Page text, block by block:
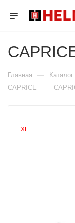
Главная — Каталог
CAPRICE —
XL